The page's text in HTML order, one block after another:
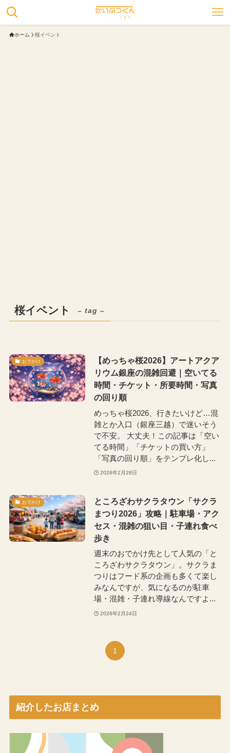
ホーム 桜イベント
桜イベント – tag –
おでかけ
【めっちゃ桜2026】アートアクア
リウム銀座の混雑回避｜空いてる
時間・チケット・所要時間・写真
の回り順
めっちゃ桜2026、行きたいけど…混
雑とか入口（銀座三越）で迷いそう
で不安。 大丈夫！この記事は「空い
てる時間」「チケットの買い方」
「写真の回り順」をテンプレ化し...
2026年2月28日
おでかけ
ところざわサクラタウン「サクラ
まつり2026」攻略｜駐車場・アク
セス・混雑の狙い目・子連れ食べ
歩き
週末のおでかけ先として人気の「と
ころざわサクラタウン」。サクラま
つりはフード系の企画も多くて楽し
みなんですが、気になるのが駐車
場・混雑・子連れ導線なんですよ...
2026年2月24日
1
紹介したお店まとめ